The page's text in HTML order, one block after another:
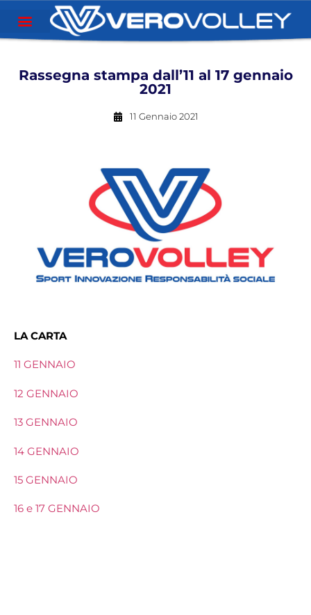
Rassegna stampa dall’11 al 17 gennaio
2021
11 Gennaio 2021
LA CARTA
11 GENNAIO
12 GENNAIO
13 GENNAIO
14 GENNAIO
15 GENNAIO
16 e 17 GENNAIO